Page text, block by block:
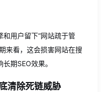
用户留下“网站疏于管
来看，这会损害网站在搜
长期SEO效果。
清除死链威胁